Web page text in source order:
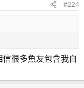
#224
很多魚友包含我自